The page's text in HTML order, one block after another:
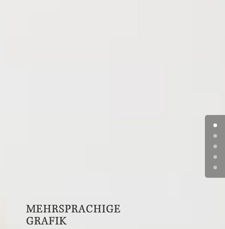
MEHRSPRACHIGE
GRAFIK